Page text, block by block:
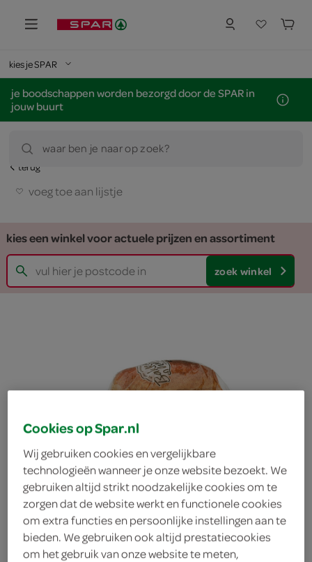
kies je SPAR
je boodschappen worden bezorgd door de SPAR in
jouw buurt
waar ben je naar op zoek?
terug
voeg toe aan lijstje
kies een winkel voor actuele prijzen en assortiment
zoek winkel
Cookies op Spar.nl
Wij gebruiken cookies en vergelijkbare
technologieën wanneer je onze website bezoekt. We
gebruiken altijd strikt noodzakelijke cookies om te
zorgen dat de website werkt en functionele cookies
om extra functies en persoonlijke instellingen aan te
bieden. We gebruiken ook altijd prestatiecookies
om het gebruik van onze website te meten,